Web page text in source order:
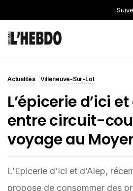
Actualités Villeneuve-Sur-Lot
L’épicerie d’ici et
entre circuit-
voyage au
L’Epicerie d’Ici et d’Alep,
propose de consommer des